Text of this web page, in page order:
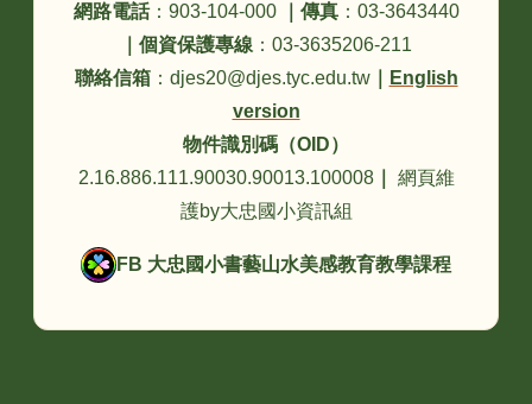
網路電話：903-104-000 傳真：03-3643440
個資保護專線 ：03-3635206-211
聯絡信箱：djes20@djes.tyc.edu.tw｜
English
version
物件識別碼（OID）
2.16.886.111.90030.90013.100008｜
網頁維
護by大忠國小資訊組
FB 大忠國小書藝山水美感教育教學課程